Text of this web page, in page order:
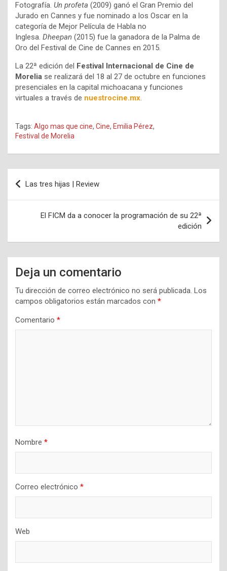
Fotografía. Un profeta (2009) ganó el Gran Premio del
Jurado en Cannes y fue nominado a los Oscar en la
categoría de Mejor Película de Habla no
Inglesa. Dheepan (2015) fue la ganadora de la Palma de
Oro del Festival de Cine de Cannes en 2015.
La 22ª edición del Festival Internacional de Cine de
Morelia se realizará del 18 al 27 de octubre en funciones
presenciales en la capital michoacana y funciones
virtuales a través de nuestrocine.mx.
Tags: Algo mas que cine, Cine, Emilia Pérez,
Festival de Morelia
Navegación
de
entradas
Las tres hijas | Review
El FICM da a conocer la programación de su 22ª
edición
Deja un comentario
Tu dirección de correo electrónico no será publicada. Los
campos obligatorios están marcados con *
Comentario *
Nombre *
Correo electrónico *
Web